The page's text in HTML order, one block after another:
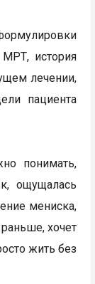
история
лечении,
пациента
понимать,
ощущалась
мениска,
хочет
жить без